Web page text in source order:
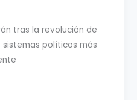
tras la revolución de
sistemas políticos más